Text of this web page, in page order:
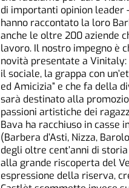
di importanti opinion leader
hanno raccontato la loro
anche le oltre 200 aziende
lavoro. Il nostro impegno è
novità presentate a
il sociale, la grappa con
ed Amicizia” e che fa della
sarà destinato alla
passioni artistiche dei
Bava ha racchiuso in
(Barbera d’Asti, Nizza,
degli oltre cent’anni di
alla grande riscoperta del
espressione della riserva,